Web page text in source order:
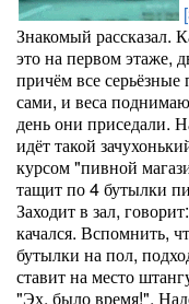
Знакомый рассказал.
это на первом этаже,
причём все
сами, и веса
день они приседали.
идёт такой
курсом "пивной
тащит по 4 бутылки
Заходит в зал,
качался. Вспомнить,
бутылки на пол,
ставит на место
"Эх, было время!".